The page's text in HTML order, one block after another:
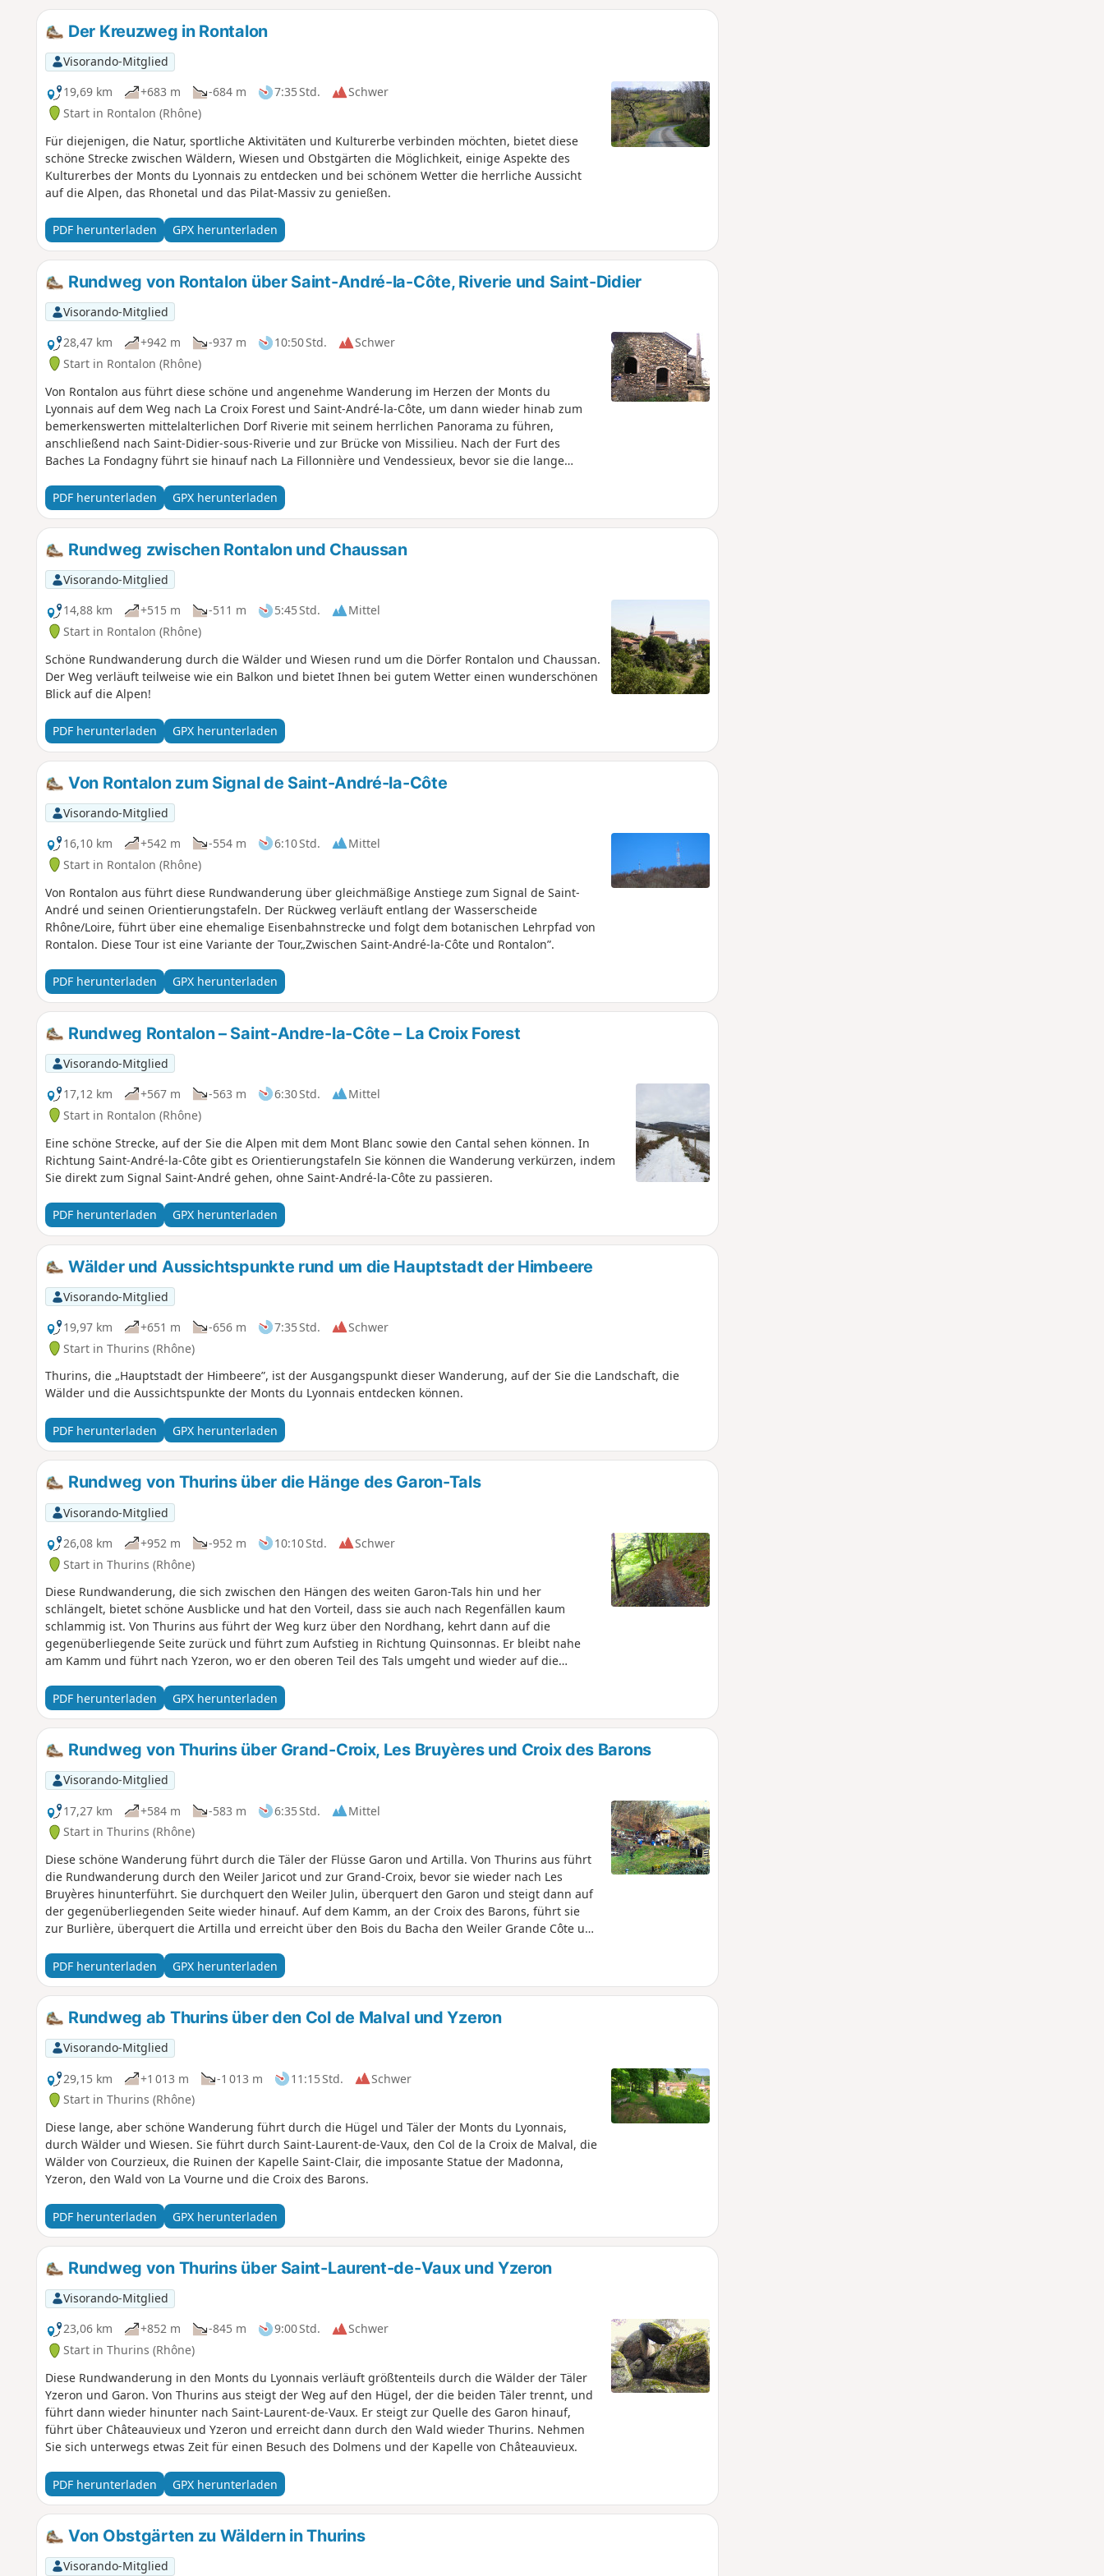
Der Kreuzweg in Rontalon
Visorando-Mitglied
19,69 km
+683 m -684 m 7:35 Std.
Schwer
Start in Rontalon (Rhône)
Für diejenigen, die Natur, sportliche Aktivitäten und Kulturerbe verbinden möchten, bietet diese
schöne Strecke zwischen Wäldern, Wiesen und Obstgärten die Möglichkeit, einige Aspekte des
Kulturerbes der Monts du Lyonnais zu entdecken und bei schönem Wetter die herrliche Aussicht
auf die Alpen, das Rhonetal und das Pilat-Massiv zu genießen.
PDF herunterladen GPX herunterladen
Rundweg von Rontalon über Saint-André-la-Côte, Riverie und Saint-Didier
Visorando-Mitglied
28,47 km
+942 m -937 m 10:50 Std.
Schwer
Start in Rontalon (Rhône)
Von Rontalon aus führt diese schöne und angenehme Wanderung im Herzen der Monts du
Lyonnais auf dem Weg nach La Croix Forest und Saint-André-la-Côte, um dann wieder hinab zum
bemerkenswerten mittelalterlichen Dorf Riverie mit seinem herrlichen Panorama zu führen,
anschließend nach Saint-Didier-sous-Riverie und zur Brücke von Missilieu. Nach der Furt des
Baches La Fondagny führt sie hinauf nach La Fillonnière und Vendessieux, bevor sie die lange
L'Adret, La Ferrandière, La Julanière und Les Hautes Garennes unterbrochen werden, um schließlich
zum Ausgangspunkt zurückzukehren.
PDF herunterladen GPX herunterladen
Rundweg zwischen Rontalon und Chaussan
Visorando-Mitglied
14,88 km
+515 m -511 m 5:45 Std.
Mittel
Start in Rontalon (Rhône)
Schöne Rundwanderung durch die Wälder und Wiesen rund um die Dörfer Rontalon und Chaussan.
Der Weg verläuft teilweise wie ein Balkon und bietet Ihnen bei gutem Wetter einen wunderschönen
Blick auf die Alpen!
PDF herunterladen GPX herunterladen
Von Rontalon zum Signal de Saint-André-la-Côte
Visorando-Mitglied
16,10 km
+542 m -554 m 6:10 Std.
Mittel
Start in Rontalon (Rhône)
Von Rontalon aus führt diese Rundwanderung über gleichmäßige Anstiege zum Signal de Saint-
André und seinen Orientierungstafeln. Der Rückweg verläuft entlang der Wasserscheide
Rhône/Loire, führt über eine ehemalige Eisenbahnstrecke und folgt dem botanischen Lehrpfad von
Rontalon. Diese Tour ist eine Variante der Tour„Zwischen Saint-André-la-Côte und Rontalon”.
PDF herunterladen GPX herunterladen
Rundweg Rontalon – Saint-Andre-la-Côte – La Croix Forest
Visorando-Mitglied
17,12 km
+567 m -563 m 6:30 Std.
Mittel
Start in Rontalon (Rhône)
Eine schöne Strecke, auf der Sie die Alpen mit dem Mont Blanc sowie den Cantal sehen können. In
Richtung Saint-André-la-Côte gibt es Orientierungstafeln Sie können die Wanderung verkürzen, indem
Sie direkt zum Signal Saint-André gehen, ohne Saint-André-la-Côte zu passieren.
PDF herunterladen GPX herunterladen
Wälder und Aussichtspunkte rund um die Hauptstadt der Himbeere
Visorando-Mitglied
19,97 km
+651 m -656 m 7:35 Std.
Schwer
Start in Thurins (Rhône)
Thurins, die „Hauptstadt der Himbeere”, ist der Ausgangspunkt dieser Wanderung, auf der Sie die Landschaft, die
Wälder und die Aussichtspunkte der Monts du Lyonnais entdecken können.
PDF herunterladen GPX herunterladen
Rundweg von Thurins über die Hänge des Garon-Tals
Visorando-Mitglied
26,08 km
+952 m -952 m 10:10 Std.
Schwer
Start in Thurins (Rhône)
Diese Rundwanderung, die sich zwischen den Hängen des weiten Garon-Tals hin und her
schlängelt, bietet schöne Ausblicke und hat den Vorteil, dass sie auch nach Regenfällen kaum
schlammig ist. Von Thurins aus führt der Weg kurz über den Nordhang, kehrt dann auf die
gegenüberliegende Seite zurück und führt zum Aufstieg in Richtung Quinsonnas. Er bleibt nahe
am Kamm und führt nach Yzeron, wo er den oberen Teil des Tals umgeht und wieder auf die
schlängelt sich durch das hügelige Gelände und erreicht den oberen Teil dieses Hangs, um dann
nach Thurins abzusteigen.
PDF herunterladen GPX herunterladen
Rundweg von Thurins über Grand-Croix, Les Bruyères und Croix des Barons
Visorando-Mitglied
17,27 km
+584 m -583 m 6:35 Std.
Mittel
Start in Thurins (Rhône)
Diese schöne Wanderung führt durch die Täler der Flüsse Garon und Artilla. Von Thurins aus führt
die Rundwanderung durch den Weiler Jaricot und zur Grand-Croix, bevor sie wieder nach Les
Bruyères hinunterführt. Sie durchquert den Weiler Julin, überquert den Garon und steigt dann auf
der gegenüberliegenden Seite wieder hinauf. Auf dem Kamm, an der Croix des Barons, führt sie
zur Burlière, überquert die Artilla und erreicht über den Bois du Bacha den Weiler Grande Côte und
PDF herunterladen
GPX herunterladen
Rundweg ab Thurins über den Col de Malval und Yzeron
Visorando-Mitglied
29,15 km
+1 013 m -1 013 m 11:15 Std.
Schwer
Start in Thurins (Rhône)
Diese lange, aber schöne Wanderung führt durch die Hügel und Täler der Monts du Lyonnais,
durch Wälder und Wiesen. Sie führt durch Saint-Laurent-de-Vaux, den Col de la Croix de Malval, die
Wälder von Courzieux, die Ruinen der Kapelle Saint-Clair, die imposante Statue der Madonna,
Yzeron, den Wald von La Vourne und die Croix des Barons.
PDF herunterladen GPX herunterladen
Rundweg von Thurins über Saint-Laurent-de-Vaux und Yzeron
Visorando-Mitglied
23,06 km
+852 m -845 m 9:00 Std.
Schwer
Start in Thurins (Rhône)
Diese Rundwanderung in den Monts du Lyonnais verläuft größtenteils durch die Wälder der Täler
Yzeron und Garon. Von Thurins aus steigt der Weg auf den Hügel, der die beiden Täler trennt, und
führt dann wieder hinunter nach Saint-Laurent-de-Vaux. Er steigt zur Quelle des Garon hinauf,
führt über Châteauvieux und Yzeron und erreicht dann durch den Wald wieder Thurins. Nehmen
Sie sich unterwegs etwas Zeit für einen Besuch des Dolmens und der Kapelle von Châteauvieux.
PDF herunterladen GPX herunterladen
Von Obstgärten zu Wäldern in Thurins
Visorando-Mitglied